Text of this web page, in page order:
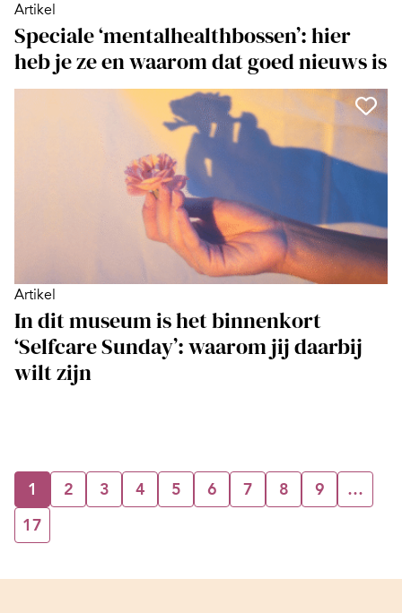
Artikel
Speciale ‘mentalhealthbossen’: hier
heb je ze en waarom dat goed nieuws is
Artikel
In dit museum is het binnenkort
‘Selfcare Sunday’: waarom jij daarbij
wilt zijn
1 2 3 4 5 6 7 8 9
…
17